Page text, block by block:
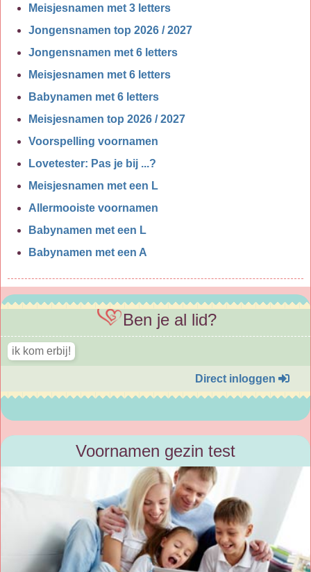
Meisjesnamen met 3 letters
Jongensnamen top 2026 / 2027
Jongensnamen met 6 letters
Meisjesnamen met 6 letters
Babynamen met 6 letters
Meisjesnamen top 2026 / 2027
Voorspelling voornamen
Lovetester: Pas je bij ...?
Meisjesnamen met een L
Allermooiste voornamen
Babynamen met een L
Babynamen met een A
Ben je al lid?
Direct inloggen
Voornamen gezin test